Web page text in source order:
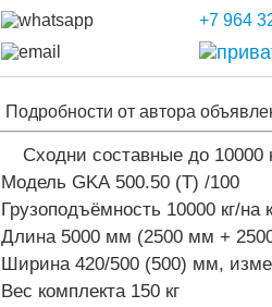
+7 964
Подробности от автора
Сходни составные до 10000
Модель GKA 500.50 (T) /100
Грузоподъёмность 10000 кг/на
Длина 5000 мм (2500 мм +
Ширина 420/500 (500) мм,
Вес комплекта 150 кг